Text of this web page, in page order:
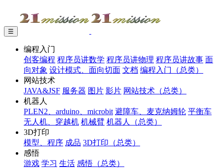
☰
编程入门
创客编程 程序员讲数学 程序员讲物理 程序员讲故事 面
向对象 设计模式、面向切面 文档 编程入门（总类）
网站技术
JAVA&JSF 服务器 图片 影片 网站技术（总类）
机器人
PLEN2、arduino、microbit 避障车、麦克纳姆轮 平衡车
无人机、穿越机 机械臂 机器人（总类）
3D打印
模型、程序 成品 3D打印（总类）
感悟
游戏 学习 生活 感悟（总类）